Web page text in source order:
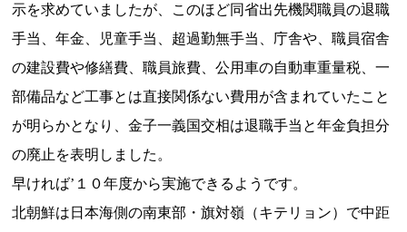
示を求めていましたが、このほど同省出先機関職員の退職
手当、年金、児童手当、超過勤無手当、庁舎や、職員宿舎
の建設費や修繕費、職員旅費、公用車の自動車重量税、一
部備品など工事とは直接関係ない費用が含まれていたこと
が明らかとなり、金子一義国交相は退職手当と年金負担分
の廃止を表明しました。
早ければ’１０年度から実施できるようです。
北朝鮮は日本海側の南東部・旗対嶺（キテリョン）で中距